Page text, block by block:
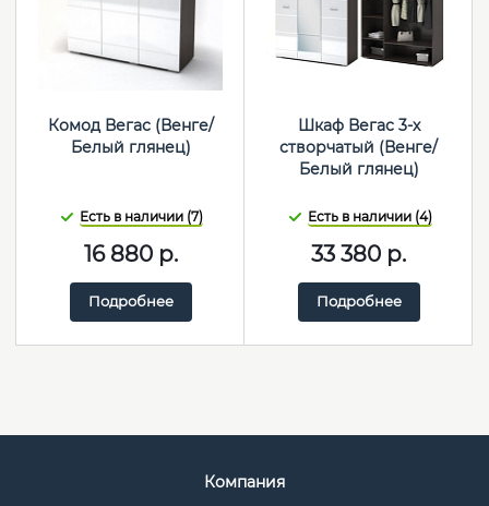
Комод Вегас (Венге/
Белый глянец)
Есть в наличии (7)
16 880р.
Подробнее
Шкаф Вегас 3-х
створчатый (Венге/
Белый глянец)
Есть в наличии (4)
33 380 р.
Подробнее
Компания